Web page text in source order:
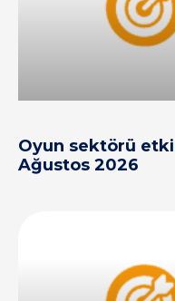
Oyun sektörü
Ağustos 2026